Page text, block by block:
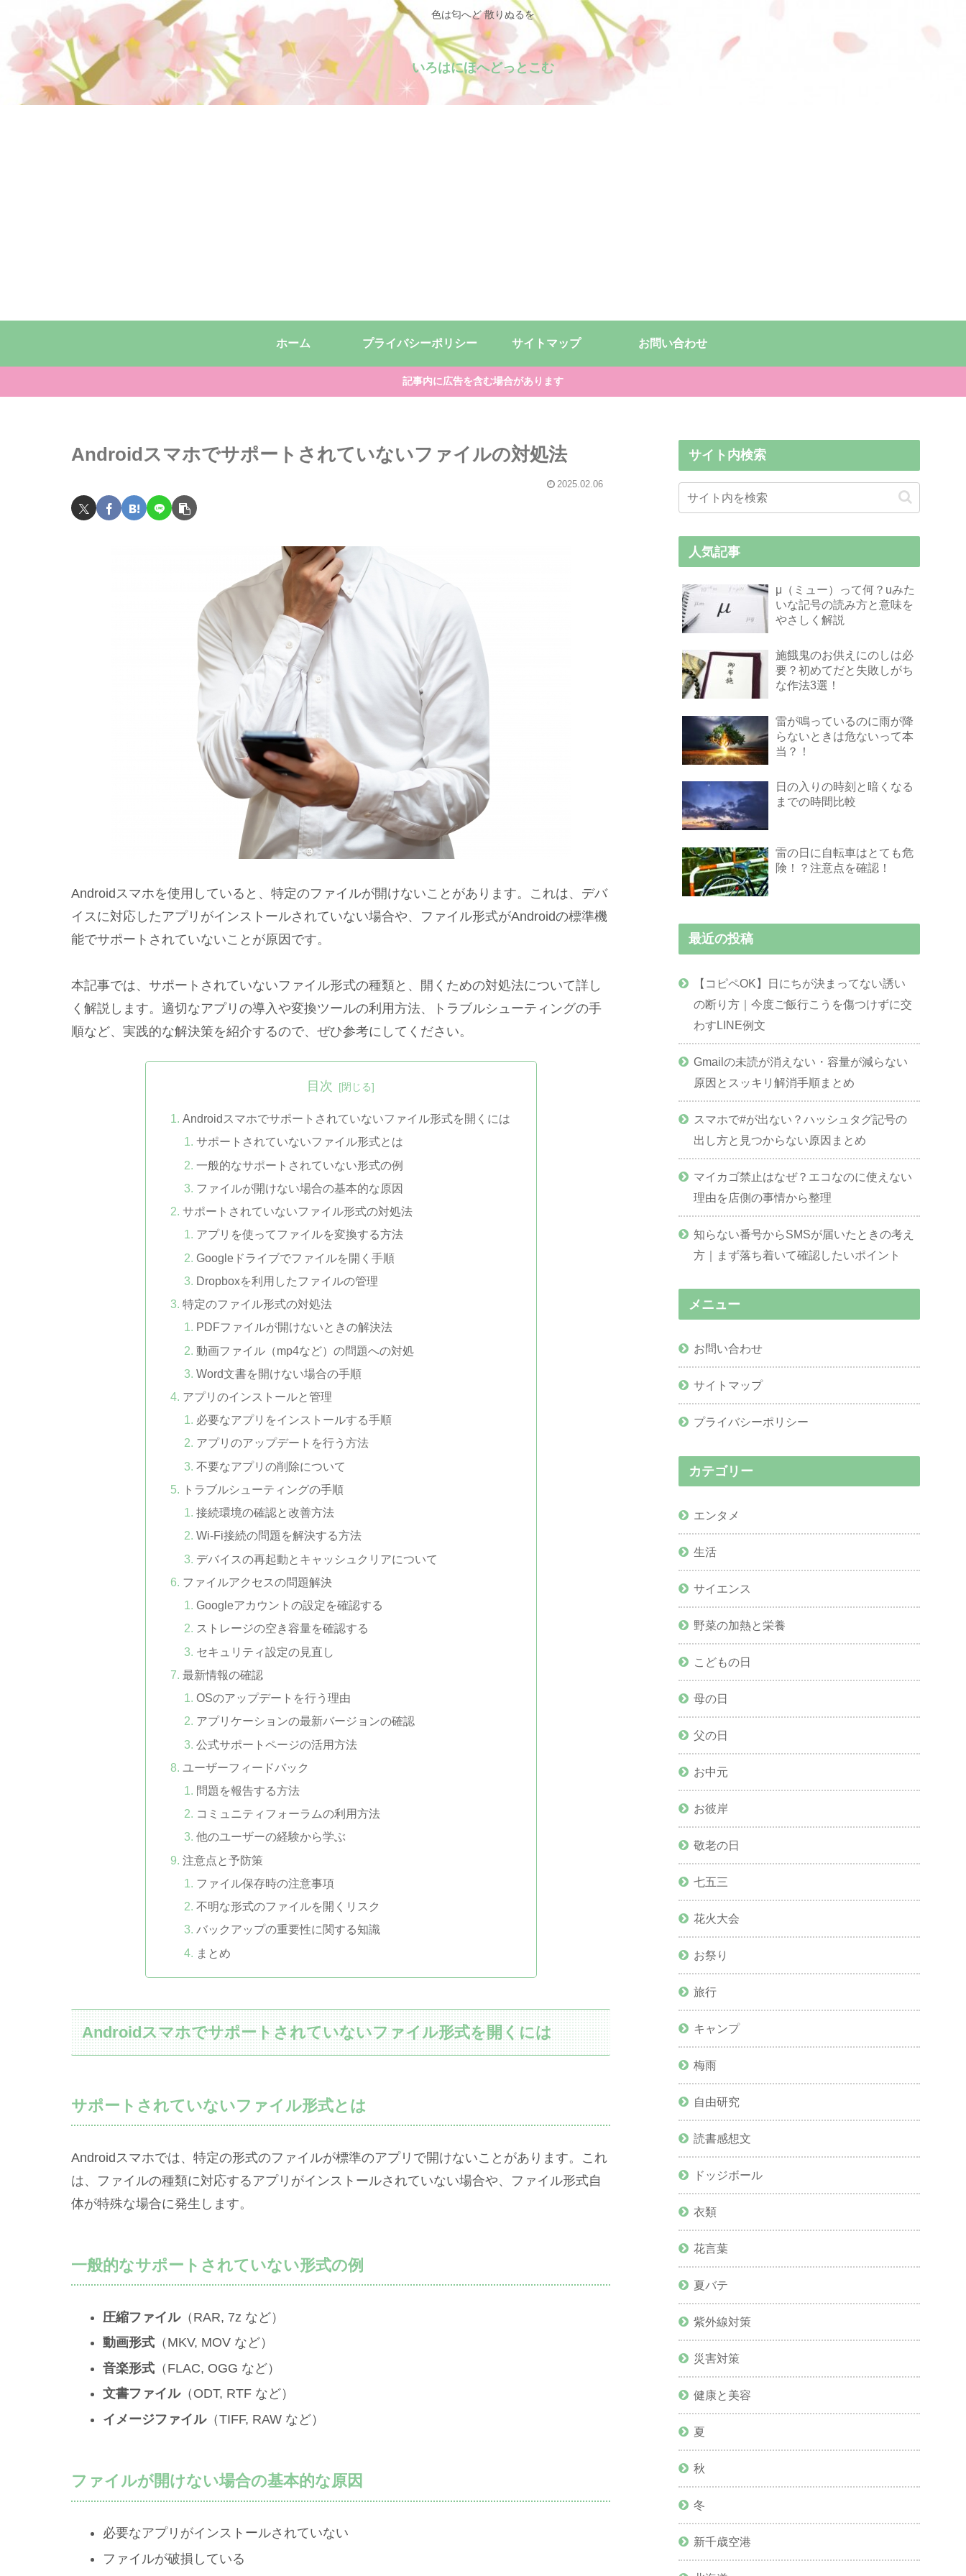
色は匂へど 散りぬるを
いろはにほへどっとこむ
ホーム プライバシーポリシー サイトマップ お問い合わせ
記事内に広告を含む場合があります
Androidスマホでサポートされていないファイルの対処法
2025.02.06
Androidスマホを使用していると、特定のファイルが開けないことがあります。これは、デバ
イスに対応したアプリがインストールされていない場合や、ファイル形式がAndroidの標準機
能でサポートされていないことが原因です。
本記事では、サポートされていないファイル形式の種類と、開くための対処法について詳し
く解説します。適切なアプリの導入や変換ツールの利用方法、トラブルシューティングの手
順など、実践的な解決策を紹介するので、ぜひ参考にしてください。
目次
Androidスマホでサポートされていないファイル形式を開くには
サポートされていないファイル形式とは
一般的なサポートされていない形式の例
ファイルが開けない場合の基本的な原因
サポートされていないファイル形式の対処法
アプリを使ってファイルを変換する方法
Googleドライブでファイルを開く手順
Dropboxを利用したファイルの管理
特定のファイル形式の対処法
PDFファイルが開けないときの解決法
動画ファイル（mp4など）の問題への対処
Word文書を開けない場合の手順
アプリのインストールと管理
必要なアプリをインストールする手順
アプリのアップデートを行う方法
不要なアプリの削除について
トラブルシューティングの手順
接続環境の確認と改善方法
Wi-Fi接続の問題を解決する方法
デバイスの再起動とキャッシュクリアについて
ファイルアクセスの問題解決
Googleアカウントの設定を確認する
ストレージの空き容量を確認する
セキュリティ設定の見直し
最新情報の確認
OSのアップデートを行う理由
アプリケーションの最新バージョンの確認
公式サポートページの活用方法
ユーザーフィードバック
問題を報告する方法
コミュニティフォーラムの利用方法
他のユーザーの経験から学ぶ
注意点と予防策
ファイル保存時の注意事項
不明な形式のファイルを開くリスク
バックアップの重要性に関する知識
まとめ
Androidスマホでサポートされていないファイル形式を開くには
サポートされていないファイル形式とは
Androidスマホでは、特定の形式のファイルが標準のアプリで開けないことがあります。これ
は、ファイルの種類に対応するアプリがインストールされていない場合や、ファイル形式自
体が特殊な場合に発生します。
一般的なサポートされていない形式の例
圧縮ファイル（RAR, 7z など）
動画形式（MKV, MOV など）
音楽形式（FLAC, OGG など）
文書ファイル（ODT, RTF など）
イメージファイル（TIFF, RAW など）
ファイルが開けない場合の基本的な原因
必要なアプリがインストールされていない
ファイルが破損している
サイト内検索
人気記事
μ（ミュー）って何？uみた
いな記号の読み方と意味を
やさしく解説
施餓鬼のお供えにのしは必
要？初めてだと失敗しがち
な作法3選！
雷が鳴っているのに雨が降
らないときは危ないって本
当？！
日の入りの時刻と暗くなる
までの時間比較
雷の日に自転車はとても危
険！？注意点を確認！
最近の投稿
【コピペOK】日にちが決まってない誘い
の断り方｜今度ご飯行こうを傷つけずに交
わすLINE例文
Gmailの未読が消えない・容量が減らない
原因とスッキリ解消手順まとめ
スマホで#が出ない？ハッシュタグ記号の
出し方と見つからない原因まとめ
マイカゴ禁止はなぜ？エコなのに使えない
理由を店側の事情から整理
知らない番号からSMSが届いたときの考え
方｜まず落ち着いて確認したいポイント
メニュー
お問い合わせ
サイトマップ
プライバシーポリシー
カテゴリー
エンタメ
生活
サイエンス
野菜の加熱と栄養
こどもの日
母の日
父の日
お中元
お彼岸
敬老の日
七五三
花火大会
お祭り
旅行
キャンプ
梅雨
自由研究
読書感想文
ドッジボール
衣類
花言葉
夏バテ
紫外線対策
災害対策
健康と美容
夏
秋
冬
新千歳空港